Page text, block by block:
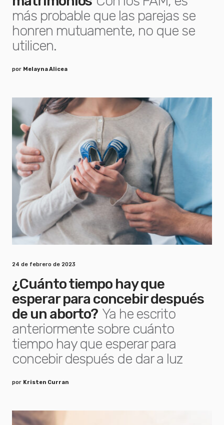
más probable que las parejas se
honren mutuamente, no que se
utilicen.
por Melayna Alicea
24 de febrero de 2023
¿Cuánto tiempo hay que
esperar para concebir después
de un aborto? Ya he escrito
anteriormente sobre cuánto
tiempo hay que esperar para
concebir después de dar a luz
por Kristen Curran